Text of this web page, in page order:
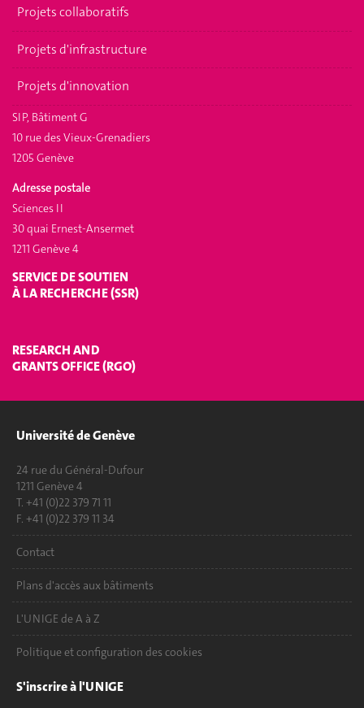
Projets collaboratifs
Projets d'infrastructure
Projets d'innovation
SIP, Bâtiment G
10 rue des Vieux-Grenadiers
1205 Genève
Adresse postale
Sciences II
30 quai Ernest-Ansermet
1211 Genève 4
SERVICE DE SOUTIEN
À LA RECHERCHE (SSR)
RESEARCH AND
GRANTS OFFICE (RGO)
Université de Genève
24 rue du Général-Dufour
1211 Genève 4
T. +41 (0)22 379 71 11
F. +41 (0)22 379 11 34
Contact
Plans d'accès aux bâtiments
L'UNIGE de A à Z
Politique et configuration des cookies
S'inscrire à l'UNIGE